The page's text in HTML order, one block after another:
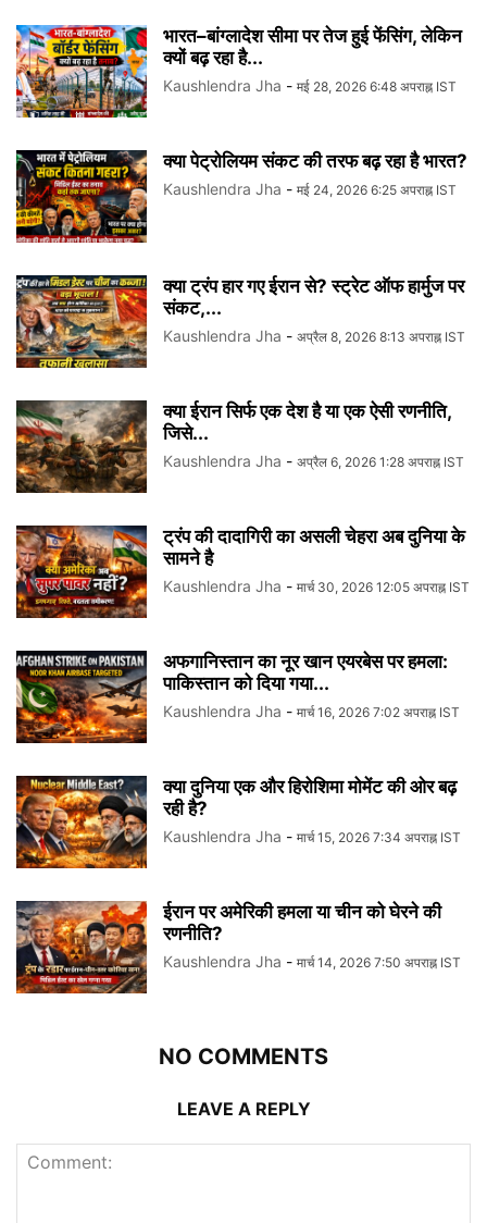
भारत–बांग्लादेश सीमा पर तेज हुई फेंसिंग, लेकिन
क्यों बढ़ रहा है...
Kaushlendra Jha - मई 28, 2026 6:48 अपराह्न IST
क्या पेट्रोलियम संकट की तरफ बढ़ रहा है भारत?
Kaushlendra Jha - मई 24, 2026 6:25 अपराह्न IST
क्या ट्रंप हार गए ईरान से? स्ट्रेट ऑफ हार्मुज पर
संकट,...
Kaushlendra Jha - अप्रैल 8, 2026 8:13 अपराह्न IST
क्या ईरान सिर्फ एक देश है या एक ऐसी रणनीति,
जिसे...
Kaushlendra Jha - अप्रैल 6, 2026 1:28 अपराह्न IST
ट्रंप की दादागिरी का असली चेहरा अब दुनिया के
सामने है
Kaushlendra Jha - मार्च 30, 2026 12:05 अपराह्न IST
अफगानिस्तान का नूर खान एयरबेस पर हमला:
पाकिस्तान को दिया गया...
Kaushlendra Jha - मार्च 16, 2026 7:02 अपराह्न IST
क्या दुनिया एक और हिरोशिमा मोमेंट की ओर बढ़
रही है?
Kaushlendra Jha - मार्च 15, 2026 7:34 अपराह्न IST
ईरान पर अमेरिकी हमला या चीन को घेरने की
रणनीति?
Kaushlendra Jha - मार्च 14, 2026 7:50 अपराह्न IST
NO COMMENTS
LEAVE A REPLY